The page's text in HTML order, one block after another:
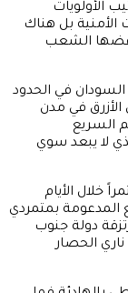
الأولويات
الأمنية بل هناك
الشعب
السودان في الحدود
في مدن
السريع
لا يبعد سوي
خلال الأيام
المدعومة بمتمردي
دولة جنوب
الحصار